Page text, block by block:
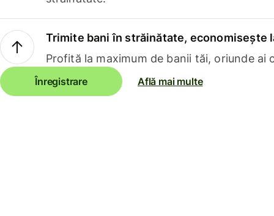
Trimite bani în străinătate, economisește
Profită la maximum de banii tăi, oriunde ai
Înregistrare Află mai multe